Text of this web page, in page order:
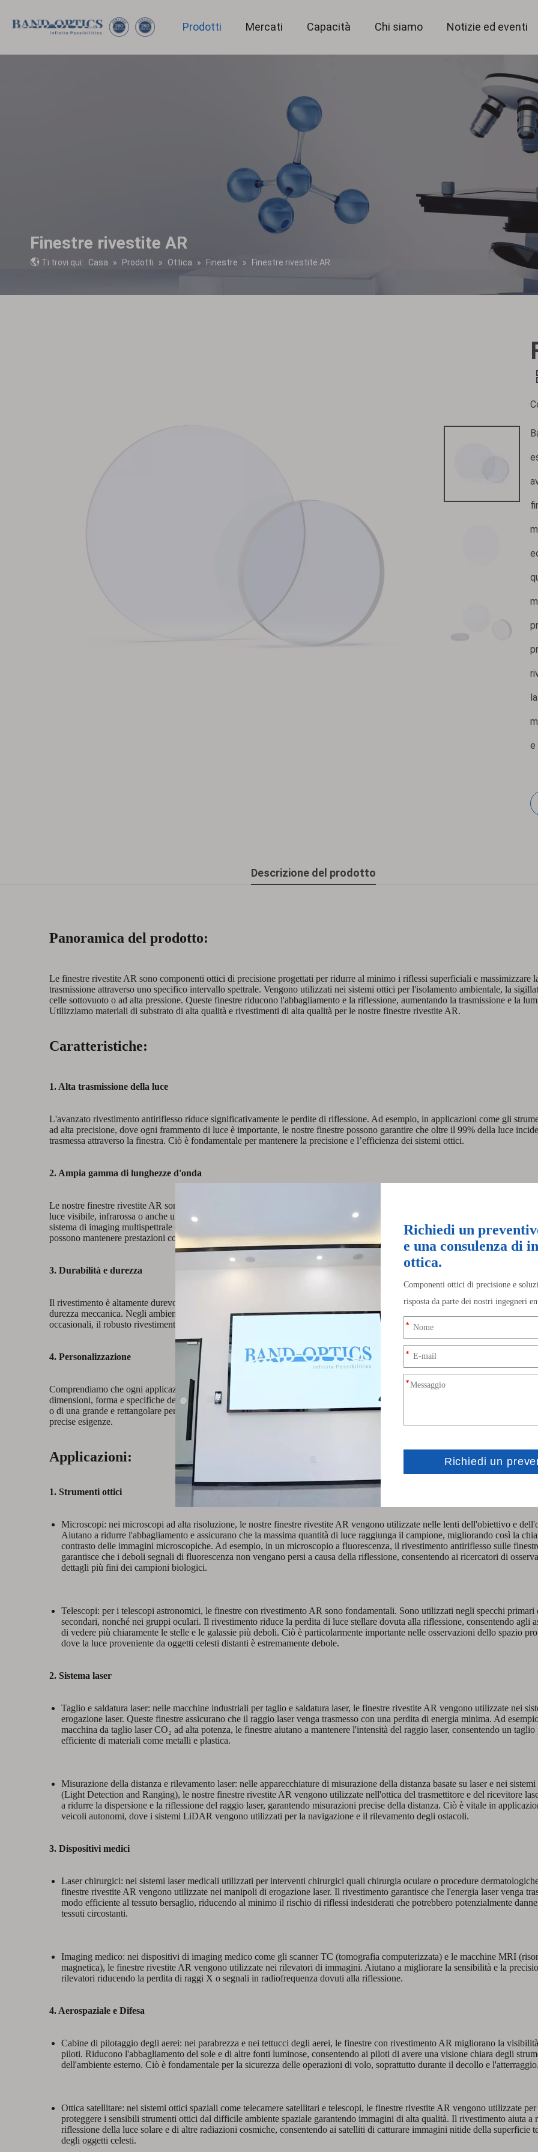
Prodotti Mercati Capacità Chi siamo Notizie ed eventi
Finestre rivestite AR
Ti trovi qui: Casa » Prodotti » Ottica » Finestre » Finestre rivestite AR
e
Descrizione del prodotto
Panoramica del prodotto:
Le finestre rivestite AR sono componenti ottici di precisione progettati per ridurre al minimo i riflessi superficiali e massimizzare
trasmissione attraverso uno specifico intervallo spettrale. Vengono utilizzati nei sistemi ottici per l'isolamento ambientale, la
celle sottovuoto o ad alta pressione. Queste finestre riducono l'abbagliamento e la riflessione, aumentando la trasmissione e la
Utilizziamo materiali di substrato di alta qualità e rivestimenti di alta qualità per le nostre finestre rivestite AR.
Caratteristiche:
1. Alta trasmissione della luce
L'avanzato rivestimento antiriflesso riduce significativamente le perdite di riflessione. Ad esempio, in applicazioni come gli
ad alta precisione, dove ogni frammento di luce è importante, le nostre finestre possono garantire che oltre il 99% della luce
trasmessa attraverso la finestra. Ciò è fondamentale per mantenere la precisione e l’efficienza dei sistemi ottici.
2. Ampia gamma di lunghezze d'onda
Le nostre finestre rivestite AR sono ottimizzate per un'ampia gamma di lunghezze d'onda. Che tu stia lavorando con lunghezze
luce visibile, infrarossa o anche ultravioletta, abbiamo il rivestimento giusto per soddisfare le tue esigenze specifiche. Ad esempio,
sistema di imaging multispettrale che cattura immagini sia nella lunghezza d'onda visibile che nel vicino infrarosso, le nostre
possono mantenere prestazioni costanti nell'intero spettro.
3. Durabilità e durezza
Il rivestimento è altamente durevole e resistente a fattori ambientali quali umidità e variazioni di temperatura. Presenta inoltre
durezza meccanica. Negli ambienti industriali in cui le finestre possono essere esposte a condizioni difficili, come vibrazioni e urti
occasionali, il robusto rivestimento garantisce che le finestre mantengano le loro proprietà ottiche per un lungo periodo di tempo.
4. Personalizzazione
Comprendiamo che ogni applicazione è unica. Ecco perché le nostre finestre rivestite AR possono essere personalizzate in termini
dimensioni, forma e specifiche del rivestimento. Sia che tu abbia bisogno di una piccola finestra circolare per un dispositivo ottico
o di una grande e rettangolare per un'installazione ottica industriale su larga scala, possiamo personalizzare le finestre per
precise esigenze.
Applicazioni:
1. Strumenti ottici
Microscopi: nei microscopi ad alta risoluzione, le nostre finestre rivestite AR vengono utilizzate nelle lenti dell'obiettivo e
Aiutano a ridurre l'abbagliamento e assicurano che la massima quantità di luce raggiunga il campione, migliorando così la
contrasto delle immagini microscopiche. Ad esempio, in un microscopio a fluorescenza, il rivestimento antiriflesso sulle
garantisce che i deboli segnali di fluorescenza non vengano persi a causa della riflessione, consentendo ai ricercatori di
dettagli più fini dei campioni biologici.
Telescopi: per i telescopi astronomici, le finestre con rivestimento AR sono fondamentali. Sono utilizzati negli specchi primari
secondari, nonché nei gruppi oculari. Il rivestimento riduce la perdita di luce stellare dovuta alla riflessione, consentendo agli
di vedere più chiaramente le stelle e le galassie più deboli. Ciò è particolarmente importante nelle osservazioni dello spazio
dove la luce proveniente da oggetti celesti distanti è estremamente debole.
2. Sistema laser
Taglio e saldatura laser: nelle macchine industriali per taglio e saldatura laser, le finestre rivestite AR vengono utilizzate nei
erogazione laser. Queste finestre assicurano che il raggio laser venga trasmesso con una perdita di energia minima. Ad
macchina da taglio laser CO₂ ad alta potenza, le finestre aiutano a mantenere l'intensità del raggio laser, consentendo un taglio
efficiente di materiali come metalli e plastica.
Misurazione della distanza e rilevamento laser: nelle apparecchiature di misurazione della distanza basate su laser e nei
(Light Detection and Ranging), le nostre finestre rivestite AR vengono utilizzate nell'ottica del trasmettitore e del ricevitore
a ridurre la dispersione e la riflessione del raggio laser, garantendo misurazioni precise della distanza. Ciò è vitale in
veicoli autonomi, dove i sistemi LiDAR vengono utilizzati per la navigazione e il rilevamento degli ostacoli.
3. Dispositivi medici
Laser chirurgici: nei sistemi laser medicali utilizzati per interventi chirurgici quali chirurgia oculare o procedure
finestre rivestite AR vengono utilizzate nei manipoli di erogazione laser. Il rivestimento garantisce che l'energia laser venga
modo efficiente al tessuto bersaglio, riducendo al minimo il rischio di riflessi indesiderati che potrebbero potenzialmente
tessuti circostanti.
Imaging medico: nei dispositivi di imaging medico come gli scanner TC (tomografia computerizzata) e le macchine MRI
magnetica), le finestre rivestite AR vengono utilizzate nei rilevatori di immagini. Aiutano a migliorare la sensibilità e la
rilevatori riducendo la perdita di raggi X o segnali in radiofrequenza dovuti alla riflessione.
4. Aerospaziale e Difesa
Cabine di pilotaggio degli aerei: nei parabrezza e nei tettucci degli aerei, le finestre con rivestimento AR migliorano la
piloti. Riducono l'abbagliamento del sole e di altre fonti luminose, consentendo ai piloti di avere una visione chiara degli
dell'ambiente esterno. Ciò è fondamentale per la sicurezza delle operazioni di volo, soprattutto durante il decollo e l'atterraggio.
Ottica satellitare: nei sistemi ottici spaziali come telecamere satellitari e telescopi, le finestre rivestite AR vengono utilizzate per
proteggere i sensibili strumenti ottici dal difficile ambiente spaziale garantendo immagini di alta qualità. Il rivestimento aiuta a
riflessione della luce solare e di altre radiazioni cosmiche, consentendo ai satelliti di catturare immagini nitide della superficie
degli oggetti celesti.